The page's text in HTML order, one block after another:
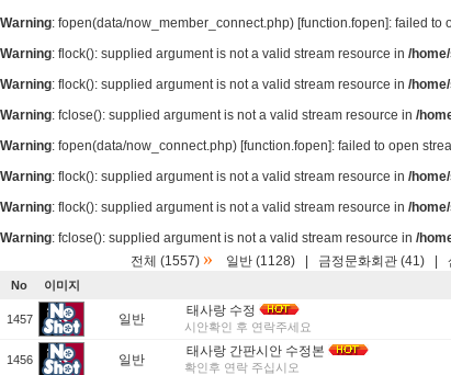
Warning: fopen(data/now_member_connect.php) [function.fopen]: failed to
Warning: flock(): supplied argument is not a valid stream resource in /
Warning: flock(): supplied argument is not a valid stream resource in /
Warning: fclose(): supplied argument is not a valid stream resource in /
Warning: fopen(data/now_connect.php) [function.fopen]: failed to open
Warning: flock(): supplied argument is not a valid stream resource in /
Warning: flock(): supplied argument is not a valid stream resource in /
Warning: fclose(): supplied argument is not a valid stream resource in /
전체 (1557) » 일반 (1128) 금정문화회관 (41)
No 이미지
1457 일반
태사랑 수정
시안확인 후 연락주세요
1456 일반
태사랑 간판시안 수정본
확인후 연락 주십시오